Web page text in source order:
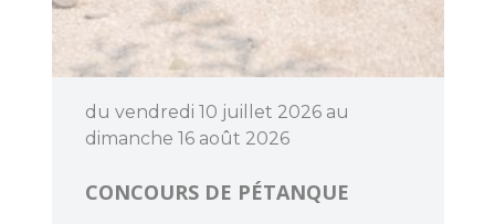
du vendredi 10 juillet 2026 au
dimanche 16 août 2026
CONCOURS DE PÉTANQUE